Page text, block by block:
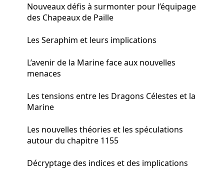
Nouveaux défis à surmonter pour l’équipage
des Chapeaux de Paille
Les Seraphim et leurs implications
L’avenir de la Marine face aux nouvelles
menaces
Les tensions entre les Dragons Célestes et la
Marine
Les nouvelles théories et les spéculations
autour du chapitre 1155
Décryptage des indices et des implications